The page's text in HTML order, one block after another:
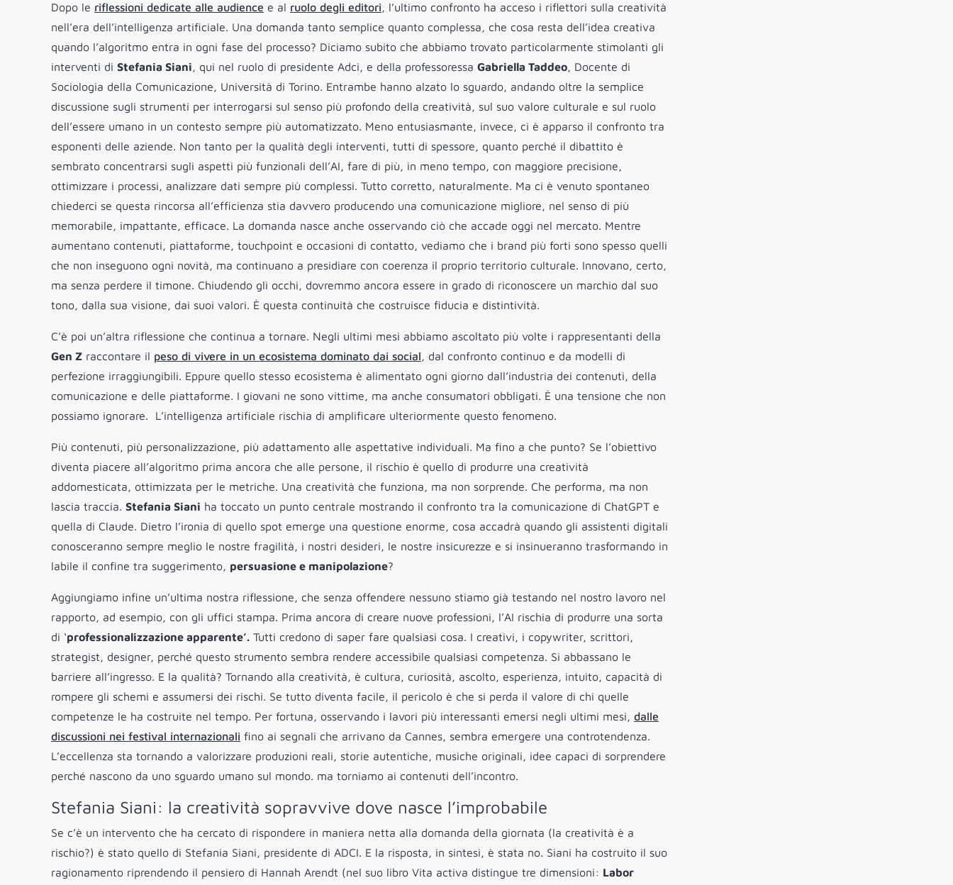
Dopo le riflessioni dedicate alle audience e al ruolo degli editori, l’ultimo confronto ha acceso i riflettori sulla creatività
nell’era dell’intelligenza artificiale. Una domanda tanto semplice quanto complessa, che cosa resta dell’idea creativa
quando l’algoritmo entra in ogni fase del processo? Diciamo subito che abbiamo trovato particolarmente stimolanti gli
interventi di Stefania Siani, qui nel ruolo di presidente Adci, e della professoressa Gabriella Taddeo, Docente di
Sociologia della Comunicazione, Università di Torino. Entrambe hanno alzato lo sguardo, andando oltre la semplice
discussione sugli strumenti per interrogarsi sul senso più profondo della creatività, sul suo valore culturale e sul ruolo
dell’essere umano in un contesto sempre più automatizzato. Meno entusiasmante, invece, ci è apparso il confronto tra
esponenti delle aziende. Non tanto per la qualità degli interventi, tutti di spessore, quanto perché il dibattito è
sembrato concentrarsi sugli aspetti più funzionali dell’AI, fare di più, in meno tempo, con maggiore precisione,
ottimizzare i processi, analizzare dati sempre più complessi. Tutto corretto, naturalmente. Ma ci è venuto spontaneo
chiederci se questa rincorsa all’efficienza stia davvero producendo una comunicazione migliore, nel senso di più
memorabile, impattante, efficace. La domanda nasce anche osservando ciò che accade oggi nel mercato. Mentre
aumentano contenuti, piattaforme, touchpoint e occasioni di contatto, vediamo che i brand più forti sono spesso quelli
che non inseguono ogni novità, ma continuano a presidiare con coerenza il proprio territorio culturale. Innovano, certo,
ma senza perdere il timone. Chiudendo gli occhi, dovremmo ancora essere in grado di riconoscere un marchio dal suo
tono, dalla sua visione, dai suoi valori. È questa continuità che costruisce fiducia e distintività.
C’è poi un’altra riflessione che continua a tornare. Negli ultimi mesi abbiamo ascoltato più volte i rappresentanti della
Gen Z raccontare il peso di vivere in un ecosistema dominato dai social, dal confronto continuo e da modelli di
perfezione irraggiungibili. Eppure quello stesso ecosistema è alimentato ogni giorno dall’industria dei contenuti, della
comunicazione e delle piattaforme. I giovani ne sono vittime, ma anche consumatori obbligati. È una tensione che non
possiamo ignorare. L’intelligenza artificiale rischia di amplificare ulteriormente questo fenomeno.
Più contenuti, più personalizzazione, più adattamento alle aspettative individuali. Ma fino a che punto? Se l’obiettivo
diventa piacere all’algoritmo prima ancora che alle persone, il rischio è quello di produrre una creatività
addomesticata, ottimizzata per le metriche. Una creatività che funziona, ma non sorprende. Che performa, ma non
lascia traccia. Stefania Siani ha toccato un punto centrale mostrando il confronto tra la comunicazione di ChatGPT e
quella di Claude. Dietro l’ironia di quello spot emerge una questione enorme, cosa accadrà quando gli assistenti digitali
conosceranno sempre meglio le nostre fragilità, i nostri desideri, le nostre insicurezze e si insinueranno trasformando in
labile il confine tra suggerimento, persuasione e manipolazione?
Aggiungiamo infine un’ultima nostra riflessione, che senza offendere nessuno stiamo già testando nel nostro lavoro nel
rapporto, ad esempio, con gli uffici stampa. Prima ancora di creare nuove professioni, l’AI rischia di produrre una sorta
di ‘professionalizzazione apparente’. Tutti credono di saper fare qualsiasi cosa. I creativi, i copywriter, scrittori,
strategist, designer, perché questo strumento sembra rendere accessibile qualsiasi competenza. Si abbassano le
barriere all’ingresso. E la qualità? Tornando alla creatività, è cultura, curiosità, ascolto, esperienza, intuito, capacità di
rompere gli schemi e assumersi dei rischi. Se tutto diventa facile, il pericolo è che si perda il valore di chi quelle
competenze le ha costruite nel tempo. Per fortuna, osservando i lavori più interessanti emersi negli ultimi mesi, dalle
discussioni nei festival internazionali fino ai segnali che arrivano da Cannes, sembra emergere una controtendenza.
L’eccellenza sta tornando a valorizzare produzioni reali, storie autentiche, musiche originali, idee capaci di sorprendere
perché nascono da uno sguardo umano sul mondo. ma torniamo ai contenuti dell’incontro.
Stefania Siani: la creatività sopravvive dove nasce l’improbabile
Se c’è un intervento che ha cercato di rispondere in maniera netta alla domanda della giornata (la creatività è a
rischio?) è stato quello di Stefania Siani, presidente di ADCI. E la risposta, in sintesi, è stata no. Siani ha costruito il suo
ragionamento riprendendo il pensiero di Hannah Arendt (nel suo libro Vita activa distingue tre dimensioni: Labor